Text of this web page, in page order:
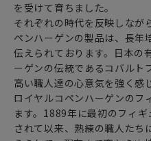
を受けて育ちました。
それぞれの時代を反映しなが
ペンハーゲンの製品は、長年
伝えられております。日本の
ーゲンの伝統であるコバルト
高い職人達の心意気を強く感
ロイヤルコペンハーゲンのフ
ます。1889年に最初のフィ
されて以来、熟練の職人たち